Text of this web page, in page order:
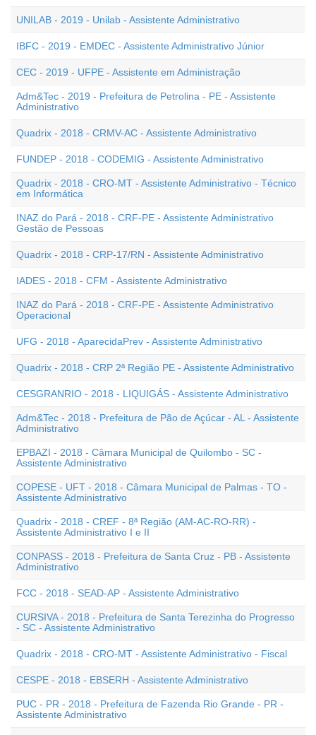
UNILAB - 2019 - Unilab - Assistente Administrativo
IBFC - 2019 - EMDEC - Assistente Administrativo Júnior
CEC - 2019 - UFPE - Assistente em Administração
Adm&Tec - 2019 - Prefeitura de Petrolina - PE - Assistente
Administrativo
Quadrix - 2018 - CRMV-AC - Assistente Administrativo
FUNDEP - 2018 - CODEMIG - Assistente Administrativo
Quadrix - 2018 - CRO-MT - Assistente Administrativo - Técnico
em Informática
INAZ do Pará - 2018 - CRF-PE - Assistente Administrativo
Gestão de Pessoas
Quadrix - 2018 - CRP-17/RN - Assistente Administrativo
IADES - 2018 - CFM - Assistente Administrativo
INAZ do Pará - 2018 - CRF-PE - Assistente Administrativo
Operacional
UFG - 2018 - AparecidaPrev - Assistente Administrativo
Quadrix - 2018 - CRP 2ª Região PE - Assistente Administrativo
CESGRANRIO - 2018 - LIQUIGÁS - Assistente Administrativo
Adm&Tec - 2018 - Prefeitura de Pão de Açúcar - AL - Assistente
Administrativo
EPBAZI - 2018 - Câmara Municipal de Quilombo - SC -
Assistente Administrativo
COPESE - UFT - 2018 - Câmara Municipal de Palmas - TO -
Assistente Administrativo
Quadrix - 2018 - CREF - 8ª Região (AM-AC-RO-RR) -
Assistente Administrativo I e II
CONPASS - 2018 - Prefeitura de Santa Cruz - PB - Assistente
Administrativo
FCC - 2018 - SEAD-AP - Assistente Administrativo
CURSIVA - 2018 - Prefeitura de Santa Terezinha do Progresso
- SC - Assistente Administrativo
Quadrix - 2018 - CRO-MT - Assistente Administrativo - Fiscal
CESPE - 2018 - EBSERH - Assistente Administrativo
PUC - PR - 2018 - Prefeitura de Fazenda Rio Grande - PR -
Assistente Administrativo